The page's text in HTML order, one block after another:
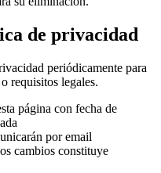
de privacidad
periódicamente para
requisitos legales.
página con fecha de
por email
cambios constituye